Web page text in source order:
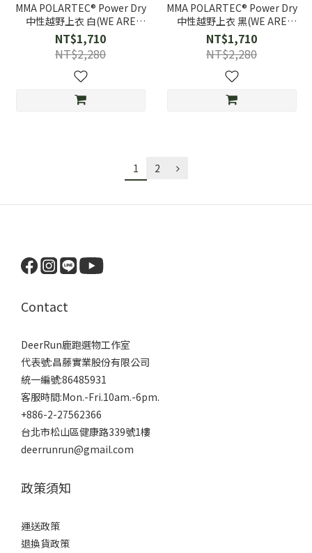
MMA POLARTEC® Power Dry
中性越野上衣 白(WE ARE
ONE)
NT$1,710
NT$2,280
MMA POLARTEC® Power Dry
中性越野上衣 黑(WE ARE
ONE)
NT$1,710
NT$2,280
1 2
Contact
DeerRun鹿跑選物工作室
代表號:昌藤實業股份有限公司
統一編號:86485931
客服時間:Mon.-Fri.10am.-6pm.
+886-2-27562366
台北市松山區健康路339號1樓
deerrunrun@gmail.com
政策須知
運送政策
退換貨政策